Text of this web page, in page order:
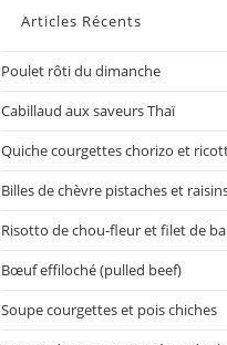
Articles Récents
Poulet rôti du dimanche
Cabillaud aux saveurs Thaï
Quiche courgettes chorizo et
Billes de chèvre pistaches et
Risotto de chou-fleur et filet de
Bœuf effiloché (pulled beef)
Soupe courgettes et pois chiches